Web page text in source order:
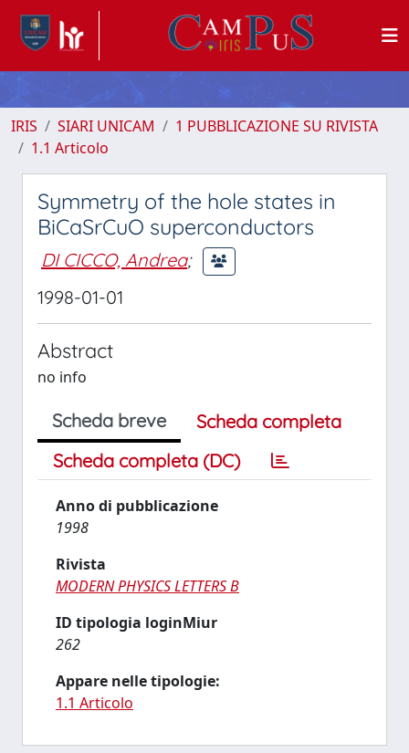
IRIS SIARI UNICAM
1 PUBBLICAZIONE SU RIVISTA
1.1 Articolo
Symmetry of the hole states in
BiCaSrCuO superconductors
DI CICCO, Andrea;
1998-01-01
Abstract
no info
Scheda breve
Scheda completa
Scheda completa (DC)
Anno di pubblicazione
1998
Rivista
MODERN PHYSICS LETTERS B
ID tipologia loginMiur
262
Appare nelle tipologie:
1.1 Articolo